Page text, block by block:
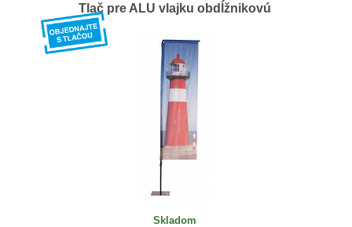
Tlač pre ALU vlajku obdĺžnikovú
Skladom